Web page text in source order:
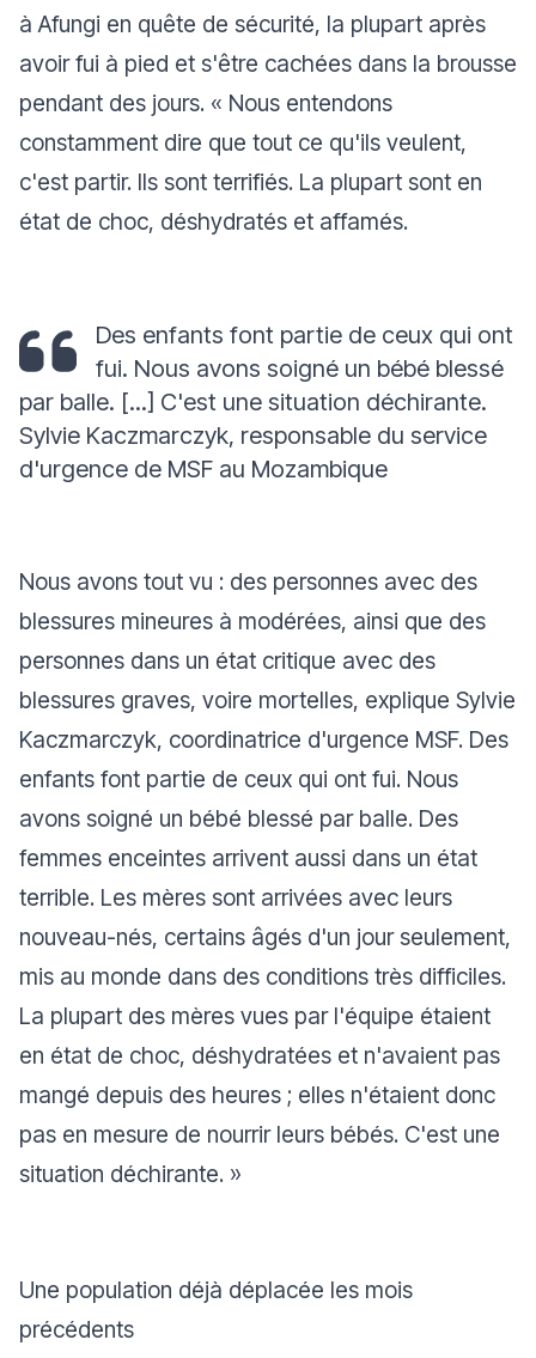
à Afungi en quête de sécurité, la plupart après
avoir fui à pied et s'être cachées dans la brousse
pendant des jours. « Nous entendons
constamment dire que tout ce qu'ils veulent,
c'est partir. Ils sont terrifiés. La plupart sont en
état de choc, déshydratés et affamés.
Des enfants font partie de ceux qui ont
fui. Nous avons soigné un bébé blessé
par balle. [...] C'est une situation déchirante.
Sylvie Kaczmarczyk, responsable du service
d'urgence de MSF au Mozambique
Nous avons tout vu : des personnes avec des
blessures mineures à modérées, ainsi que des
personnes dans un état critique avec des
blessures graves, voire mortelles, explique Sylvie
Kaczmarczyk, coordinatrice d'urgence MSF. Des
enfants font partie de ceux qui ont fui. Nous
avons soigné un bébé blessé par balle. Des
femmes enceintes arrivent aussi dans un état
terrible. Les mères sont arrivées avec leurs
nouveau-nés, certains âgés d'un jour seulement,
mis au monde dans des conditions très difficiles.
La plupart des mères vues par l'équipe étaient
en état de choc, déshydratées et n'avaient pas
mangé depuis des heures ; elles n'étaient donc
pas en mesure de nourrir leurs bébés. C'est une
situation déchirante. »
Une population déjà déplacée les mois
précédents